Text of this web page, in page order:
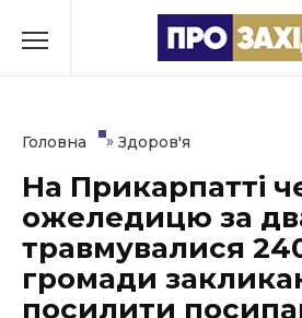
до
Культура
Освіта
Події
Головна » Здоров'я
На Прикарпатті
ожеледицю за
травмувалися
громади
посилити